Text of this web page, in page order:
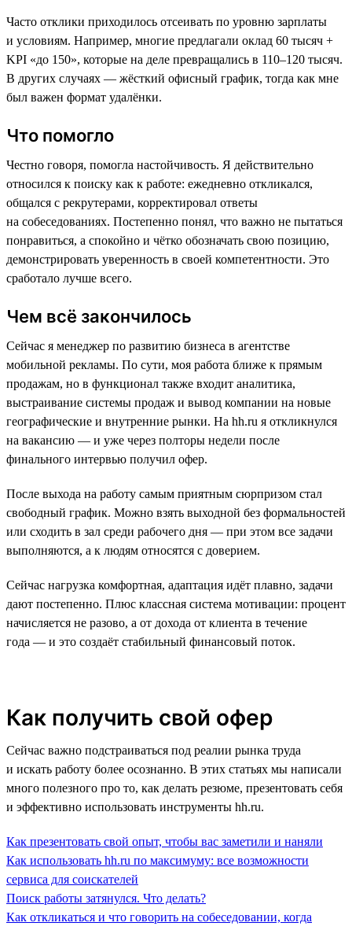
Часто отклики приходилось отсеивать по уровню зарплаты
и условиям. Например, многие предлагали оклад 60 тысяч +
KPI «до 150», которые на деле превращались в 110–120 тысяч.
В других случаях — жёсткий офисный график, тогда как мне
был важен формат удалёнки.
Что помогло
Честно говоря, помогла настойчивость. Я действительно
относился к поиску как к работе: ежедневно откликался,
общался с рекрутерами, корректировал ответы
на собеседованиях. Постепенно понял, что важно не пытаться
понравиться, а спокойно и чётко обозначать свою позицию,
демонстрировать уверенность в своей компетентности. Это
сработало лучше всего.
Чем всё закончилось
Сейчас я менеджер по развитию бизнеса в агентстве
мобильной рекламы. По сути, моя работа ближе к прямым
продажам, но в функционал также входит аналитика,
выстраивание системы продаж и вывод компании на новые
географические и внутренние рынки. На hh.ru я откликнулся
на вакансию — и уже через полторы недели после
финального интервью получил офер.
После выхода на работу самым приятным сюрпризом стал
свободный график. Можно взять выходной без формальностей
или сходить в зал среди рабочего дня — при этом все задачи
выполняются, а к людям относятся с доверием.
Сейчас нагрузка комфортная, адаптация идёт плавно, задачи
дают постепенно. Плюс классная система мотивации: процент
начисляется не разово, а от дохода от клиента в течение
года — и это создаёт стабильный финансовый поток.
Как получить свой офер
Сейчас важно подстраиваться под реалии рынка труда
и искать работу более осознанно. В этих статьях мы написали
много полезного про то, как делать резюме, презентовать себя
и эффективно использовать инструменты hh.ru.
Как презентовать свой опыт, чтобы вас заметили и наняли
Как использовать hh.ru по максимуму: все возможности
сервиса для соискателей
Поиск работы затянулся. Что делать?
Как откликаться и что говорить на собеседовании, когда